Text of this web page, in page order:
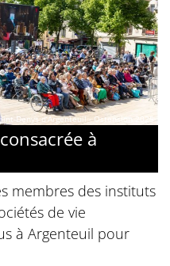
Denys d’Argenteuil - Ostension 2025
à
membres des instituts
de vie
à Argenteuil pour